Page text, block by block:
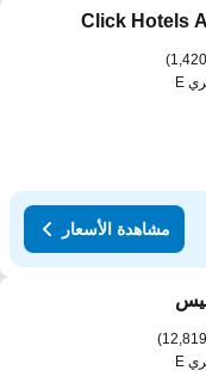
Add
Click Hotels
مشاهدة الأسعار
Add